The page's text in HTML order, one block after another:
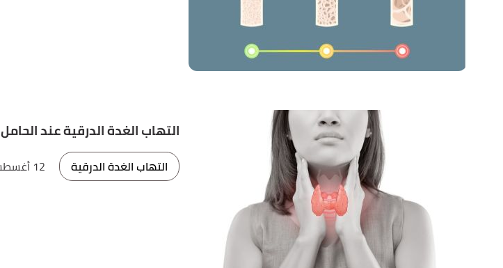
التهاب الغدة الدرقية عند الحامل
التهاب الغدة الدرقية 12 أغسطس 2022